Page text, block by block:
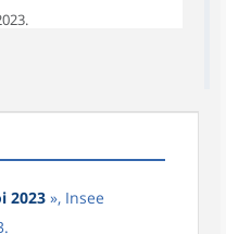
2023 », Insee